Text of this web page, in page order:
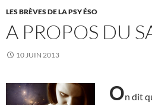
LES BRÈVES DE LA PSY ÉSO
A PROPOS DU
10 JUIN 2013
On dit